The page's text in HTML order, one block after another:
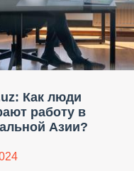
Как люди
работу в
Азии?